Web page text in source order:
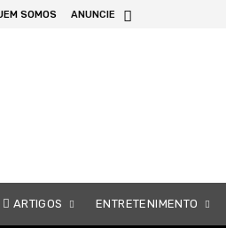
SOMOS ANUNCIE
ARTIGOS ENTRETENIMENTO